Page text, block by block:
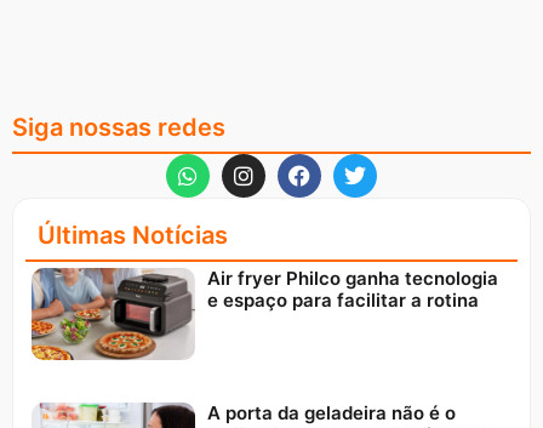
Siga nossas redes
Últimas Notícias
Air fryer Philco ganha tecnologia
e espaço para facilitar a rotina
A porta da geladeira não é o